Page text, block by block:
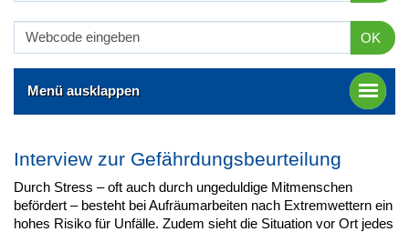
OK
Menü ausklappen
Interview zur Gefährdungsbeurteilung
Durch Stress – oft auch durch ungeduldige Mitmenschen
befördert – besteht bei Aufräumarbeiten nach Extremwettern ein
hohes Risiko für Unfälle. Zudem sieht die Situation vor Ort jedes